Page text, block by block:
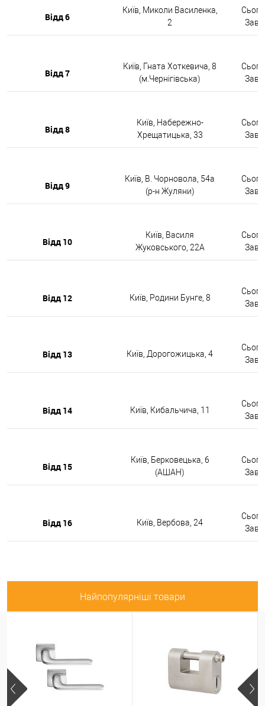
Відд 6
Київ, Миколи Василенка,
2
Відд 7
Київ, Гната Хоткевича, 8
(м.Чернігівська)
Відд 8
Київ, Набережно-
Хрещатицька, 33
Відд 9
Київ, В. Чорновола, 54а
(р-н Жуляни)
Відд 10
Київ, Василя
Жуковського, 22А
Відд 12 Київ, Родини Бунге, 8
Відд 13 Київ, Дорогожицька, 4
Відд 14 Київ, Кибальчича, 11
Відд 15
Київ, Берковецька, 6
(АШАН)
Відд 16 Київ, Вербова, 24
Найпопулярніші товари